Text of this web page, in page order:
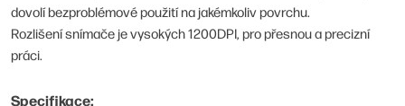
dovolí bezproblémové použití na jakémkoliv povrchu.
Rozlišení snímače je vysokých 1200DPI, pro přesnou a precizní
práci.
Specifikace: